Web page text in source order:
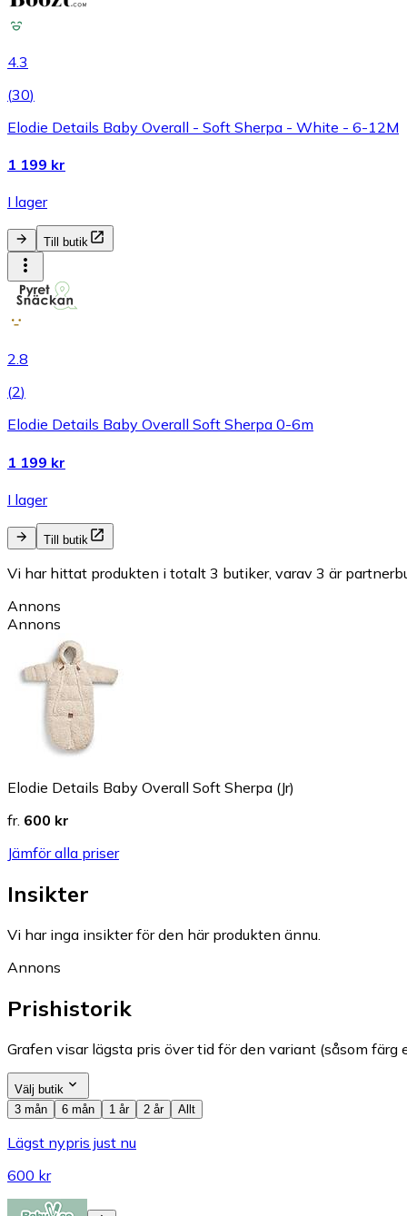
4.3
(30)
Elodie Details Baby Overall - Soft Sherpa - White - 6-12M
1 199 kr
I lager
Till butik
2.8
(2)
Elodie Details Baby Overall Soft Sherpa 0-6m
1 199 kr
I lager
Till butik
Vi har hittat produkten i totalt 3 butiker, varav 3 är
Annons
Annons
Elodie Details Baby Overall Soft Sherpa (Jr)
fr. 600 kr
Jämför alla priser
Insikter
Vi har inga insikter för den här produkten ännu.
Annons
Prishistorik
Grafen visar lägsta pris över tid för den variant (såsom
Välj butik
3 mån
6 mån 1 år 2 år Allt
Lägst nypris just nu
600 kr